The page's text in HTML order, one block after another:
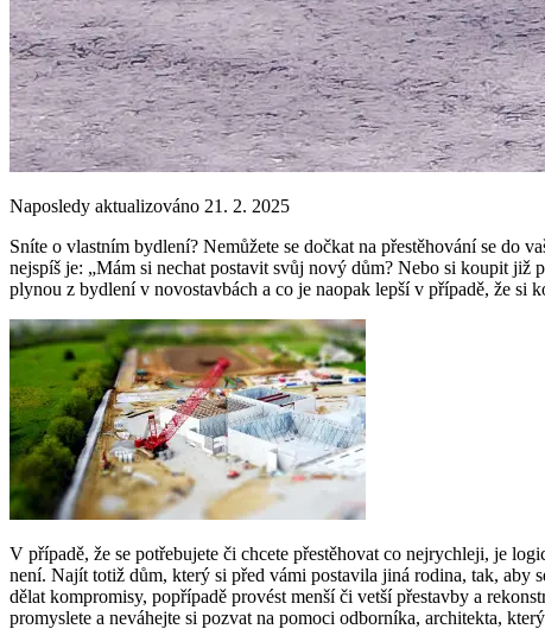
Naposledy aktualizováno 21. 2. 2025
Sníte o vlastním bydlení? Nemůžete se dočkat na přestěhování se do
nejspíš je: „Mám si nechat postavit svůj nový dům? Nebo si koupit již
plynou z bydlení v novostavbách a co je naopak lepší v případě, že si
V případě, že se potřebujete či chcete přestěhovat co nejrychleji, je
není. Najít totiž dům, který si před vámi postavila jiná rodina, tak, aby
dělat kompromisy, popřípadě provést menší či vetší přestavby a
promyslete a neváhejte si pozvat na pomoci odborníka, architekta,